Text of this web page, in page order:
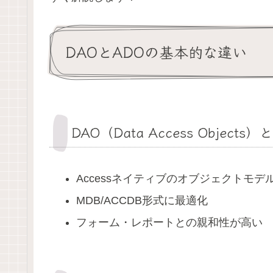
DAOとADOの基本的な違い
DAO（Data Access Objects）
Accessネイティブのオブジェクトモデ
MDB/ACCDB形式に最適化
フォーム・レポートとの親和性が高い